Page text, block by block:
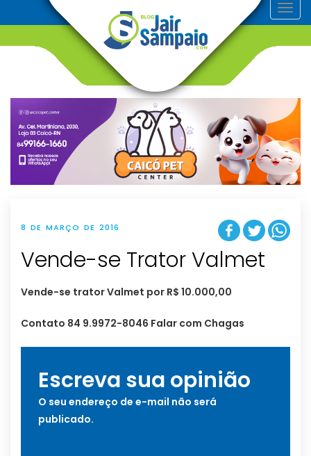
T
o
v
g
t
i
o
n
8 DE MARÇO DE 2016
Vende-se Trator Valmet
Vende-se trator Valmet por R$ 10.000,00
Contato 84 9.9972-8046 Falar com Chagas
Escreva sua opinião
O seu endereço de e-mail não será
publicado.